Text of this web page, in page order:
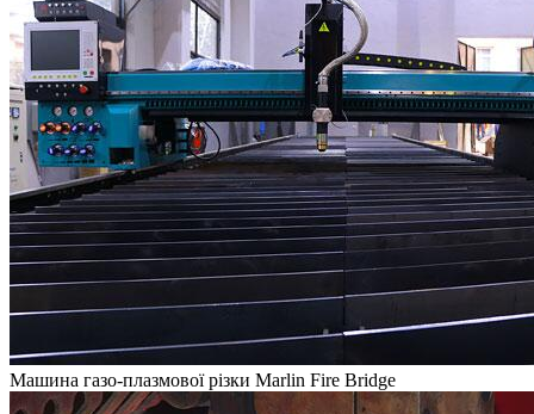
Машина газо-плазмової різки Marlin Fire Bridge